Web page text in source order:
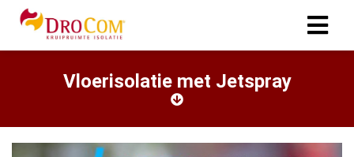
Vloerisolatie met Jetspray